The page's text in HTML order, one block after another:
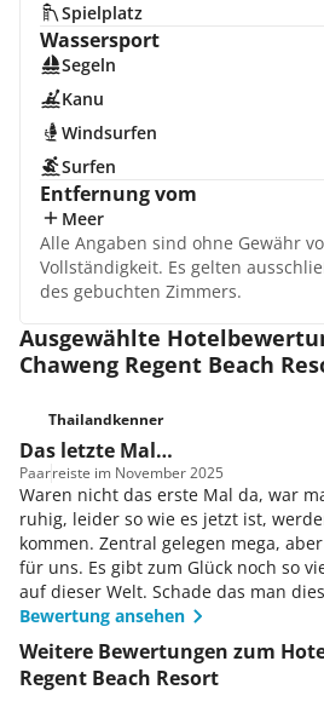
Spielplatz
Wassersport
Segeln
Kanu
Windsurfen
Surfen
Entfernung vom
Meer
Alle Angaben sind ohne Gewähr
Vollständigkeit. Es gelten
des gebuchten Zimmers.
Ausgewählte
Chaweng Regent Beach
Thailandkenner
Das letzte Mal…
Paarreiste im November 2025
Waren nicht das erste Mal da, war
ruhig, leider so wie es jetzt ist,
kommen. Zentral gelegen mega,
für uns. Es gibt zum Glück noch so
auf dieser Welt. Schade das man
Bewertung ansehen
Weitere Bewertungen zum
Regent Beach Resort